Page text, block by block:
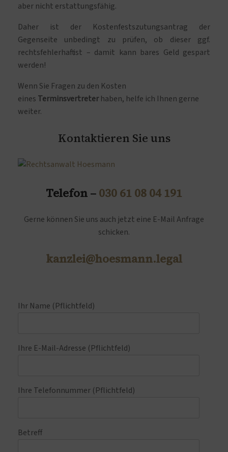
aber nicht erstattungsfähig.
Daher ist der Kostenfestszutungsantrag der
Gegenseite unbedingt zu prüfen, ob dieser ggf.
rechtsfehlerhaft ist – damit kann bares Geld gespart
werden!
Wenn Sie Fragen zu den Kosten
eines Terminsvertreterhaben, helfe ich Ihnen gerne
weiter.
Kontaktieren Sie uns
Telefon – 030 61 08 04 191
Gerne können Sie uns auch jetzt eine E-Mail Anfrage
schicken.
kanzlei@hoesmann.legal
Ihr Name (Pflichtfeld)
Ihre E-Mail-Adresse (Pflichtfeld)
Ihre Telefonnummer (Pflichtfeld)
Betreff